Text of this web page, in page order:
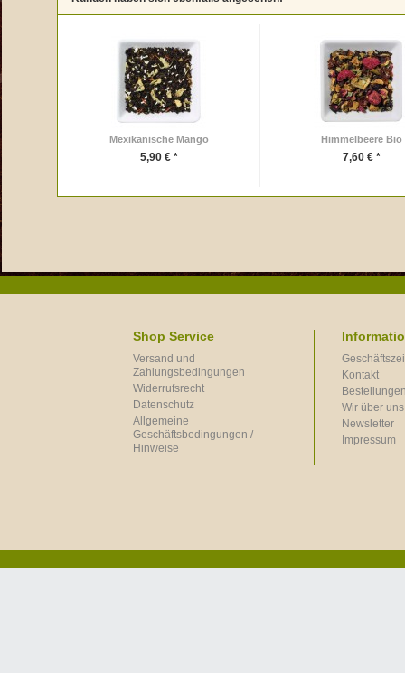
Mexikanische Mango
5,90 € *
Himmelbeere Bio
7,60 € *
Shop Service
Versand und
Zahlungsbedingungen
Widerrufsrecht
Datenschutz
Allgemeine
Geschäftsbedingungen /
Hinweise
Kontakt
Wir über uns
Newsletter
Impressum